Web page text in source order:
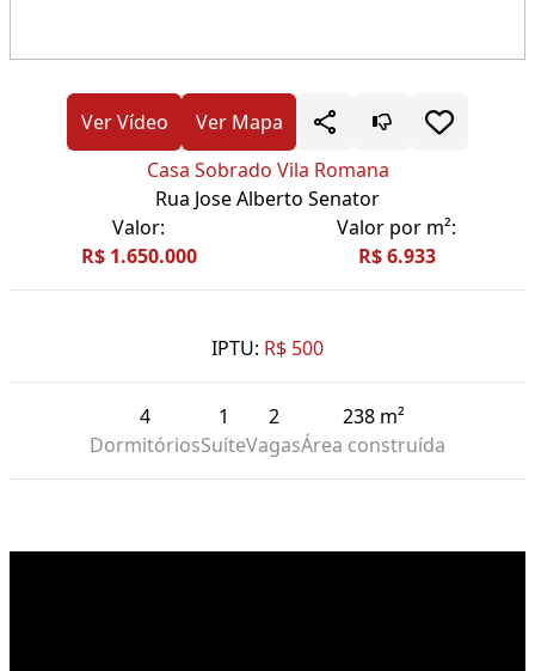
Ver Vídeo
Ver Mapa
Casa Sobrado Vila Romana
Rua Jose Alberto Senator
Valor:
R$ 1.650.000
Valor por m²:
R$ 6.933
IPTU: R$ 500
4
Dormitórios
1
Suíte
2
Vagas
238 m²
Área construída